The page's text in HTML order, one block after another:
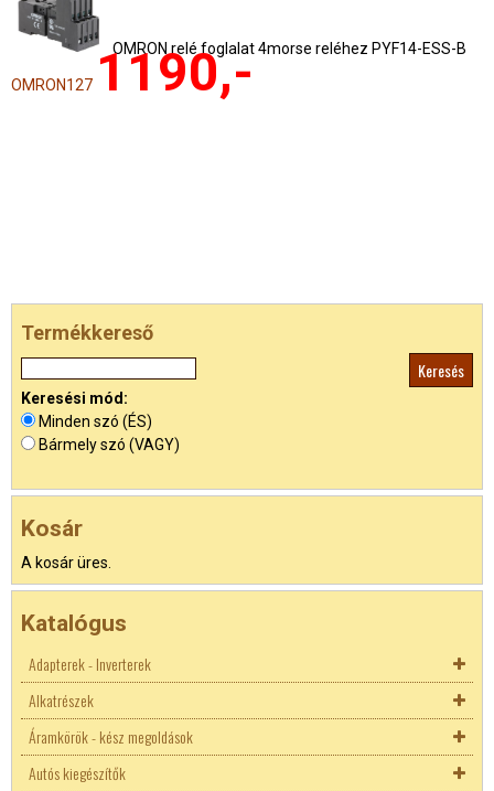
OMRON relé foglalat 4morse reléhez PYF14-ESS-B
OMRON127 1190,-
Termékkereső
Keresési mód:
Minden szó (ÉS)
Bármely szó (VAGY)
Kosár
A kosár üres.
Katalógus
Adapterek - Inverterek
Akkutöltők
Adapterek
Autó DC adapterek
Inverterek
Alkatrészek
Biztosíték
Biztosíték aljzatok
Biztosíték aljzatok
Áramkörök - kész megoldások
AC - DC konverterek
Autós kiegészítők